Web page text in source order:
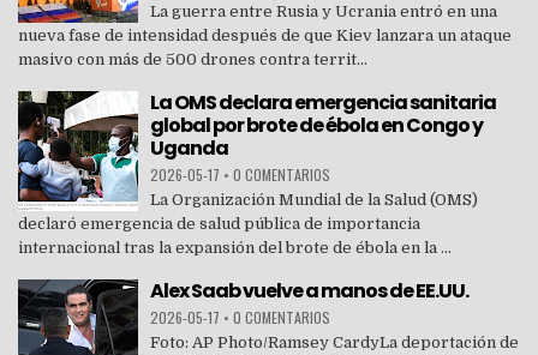
La guerra entre Rusia y Ucrania entró en una
nueva fase de intensidad después de que Kiev lanzara un ataque
masivo con más de 500 drones contra territ...
La OMS declara emergencia sanitaria
global por brote de ébola en Congo y
Uganda
2026-05-17 • 0 COMENTARIOS
La Organización Mundial de la Salud (OMS)
declaró emergencia de salud pública de importancia
internacional tras la expansión del brote de ébola en la ...
Alex Saab vuelve a manos de EE.UU.
2026-05-17 • 0 COMENTARIOS
Foto: AP Photo/Ramsey CardyLa deportación de